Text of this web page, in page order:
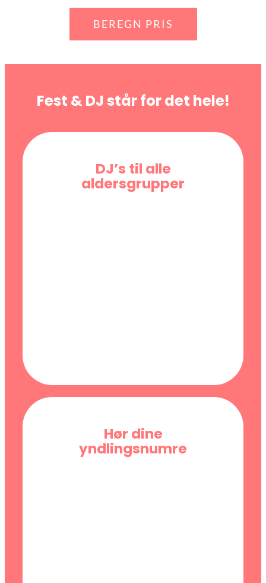
BEREGN PRIS
Fest & DJ står for det hele!
DJ’s til alle
aldersgrupper
Hør dine
yndlingsnumre